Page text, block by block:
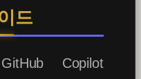
드
Copilot